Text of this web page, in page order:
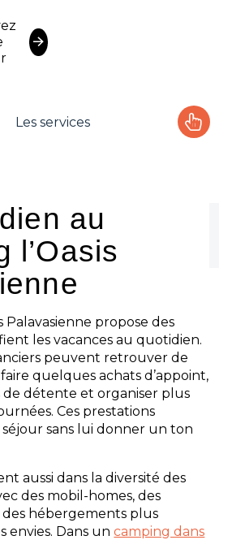
Les services
Aquatique
Les activités
infos pratiques
au
l’Oasis
Palavasienne propose des
les vacances au quotidien.
peuvent retrouver de
quelques achats d’appoint,
de détente et organiser plus
Ces prestations
sans lui donner un ton
aussi dans la diversité des
des mobil-homes, des
hébergements plus
envies. Dans uncamping dans